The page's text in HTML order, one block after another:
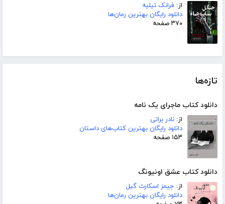
از: فرانک تیلیه
دانلود رایگان بهترین رمان‌ها
۳۷۰ صفحه
تازه‌ها
دانلود کتاب ماجرای یک نامه
از: نادر براتی
دانلود رایگان بهترین کتاب‌های داستان
۱۵۳ صفحه
دانلود کتاب عشق اونیونگ
از: جیمز اسکارث گیل
دانلود رایگان بهترین رمان‌ها